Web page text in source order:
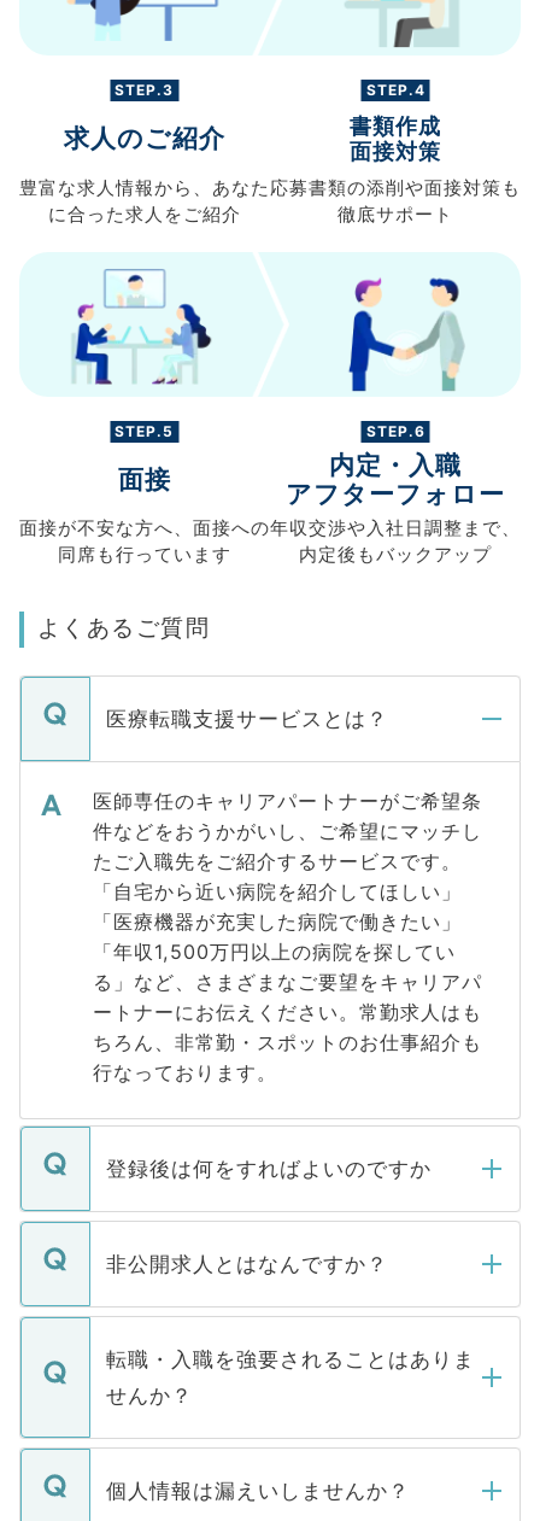
STEP.3
求人のご紹介
豊富な求人情報から、 あなた
に合った求人を ご紹介
STEP.4
書類作成
面接対策
応募書類の添削や面接対策も
徹底サポート
STEP.5
面接
面接が不安な方へ、 面接への
同席も行っています
STEP.6
内定・入職
アフターフォロー
年収交渉や入社日調整まで、
内定後もバックアップ
よくあるご質問
医療転職支援サービスとは？
医師専任のキャリアパートナーがご希望条
件などをおうかがいし、ご希望にマッチし
たご入職先をご紹介するサービスです。
「自宅から近い病院を紹介してほしい」
「医療機器が充実した病院で働きたい」
「年収1,500万円以上の病院を探してい
る」など、さまざまなご要望をキャリアパ
ートナーにお伝えください。常勤求人はも
ちろん、非常勤・スポットのお仕事紹介も
行なっております。
登録後は何をすればよいのですか
ご登録いただきましたら、弊社担当者がご
登録内容を確認し、その後メールもしくは
ます。通常、5営業日以内にはご連絡をせて
いただきますので、しばらくお待ちくださ
非公開求人とはなんですか？
マイナビDOCTORで取り扱っている求人の
うち約3割は、Webサイトからご覧いただ
けない「非公開求人」です。非公開求人は
下記の理由によって、一般には公開してい
ません。
■応募殺到を避けるため 人気のある医療機
転職・入職を強要されることはありま
せんか？
転職・入職を強要することは一切ありませ
ん。また、仮に応募先から内定をいただい
個人情報は漏えいしませんか？